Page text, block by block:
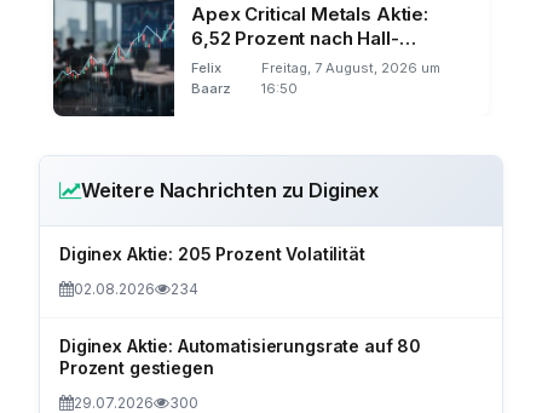
Apex Critical Metals Aktie:
6,52 Prozent nach Hall-
Ernennung
Felix
Baarz
Freitag, 7 August, 2026 um
16:50
Weitere Nachrichten zu Diginex
Diginex Aktie: 205 Prozent Volatilität
02.08.2026 234
Diginex Aktie: Automatisierungsrate auf 80
Prozent gestiegen
29.07.2026 300